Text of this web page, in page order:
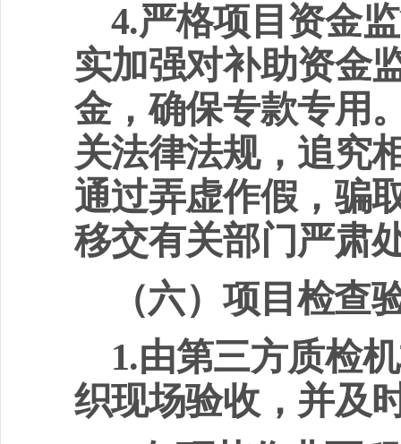
4.严格项目资金
实加强对补助资金
金，确保专款专用
关法律法规，追究
通过弄虚作假，骗
移交有关部门严肃
（六）项目检查
1.由第三方质检
织现场验收，并及